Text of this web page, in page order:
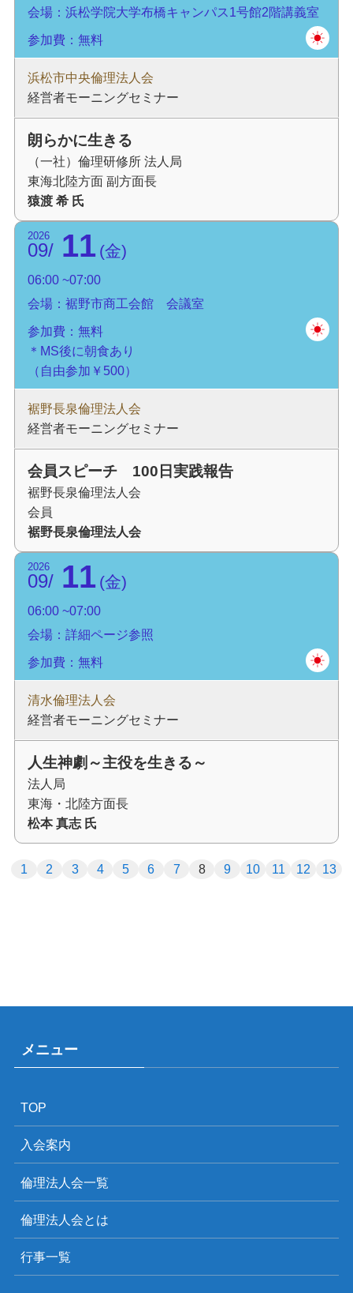
会場：浜松学院大学布橋キャンパス1号館2階講義室
参加費：無料
浜松市中央倫理法人会
経営者モーニングセミナー
朗らかに生きる
（一社）倫理研修所 法人局
東海北陸方面 副方面長
猿渡 希 氏
2026
09 11 金
06:00
07:00
会場：裾野市商工会館 会議室
参加費：無料
＊MS後に朝食あり
（自由参加￥500）
裾野長泉倫理法人会
経営者モーニングセミナー
会員スピーチ 100日実践報告
裾野長泉倫理法人会
会員
裾野長泉倫理法人会
2026
09 11 金
06:00
07:00
会場：詳細ページ参照
参加費：無料
清水倫理法人会
経営者モーニングセミナー
人生神劇～主役を生きる～
法人局
東海・北陸方面長
松本 真志 氏
1 2 3 4 5 6 7 8 9 10 11 12 13
メニュー
TOP
入会案内
倫理法人会一覧
倫理法人会とは
行事一覧